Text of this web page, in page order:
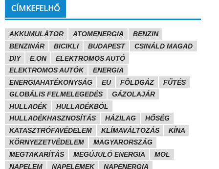
CÍMKEFELHŐ
AKKUMULÁTOR ATOMENERGIA
BENZIN
BENZINÁR
BICIKLI BUDAPEST
CSINÁLD MAGAD
DIY
E.ON
ELEKTROMOS AUTÓ
ELEKTROMOS AUTÓK
ENERGIA
ENERGIAHATÉKONYSÁG
EU FÖLDGÁZ
FŰTÉS
GLOBÁLIS FELMELEGEDÉS
GÁZOLAJÁR
HULLADÉK
HULLADÉKBÓL
HULLADÉKHASZNOSÍTÁS
HÁZILAG
HŐSÉG
KATASZTRÓFAVÉDELEM
KLÍMAVÁLTOZÁS
KÍNA
KÖRNYEZETVÉDELEM
MAGYARORSZÁG
MEGTAKARÍTÁS
MEGÚJULÓ ENERGIA
MOL
NAPELEM
NAPELEMEK
NAPENERGIA